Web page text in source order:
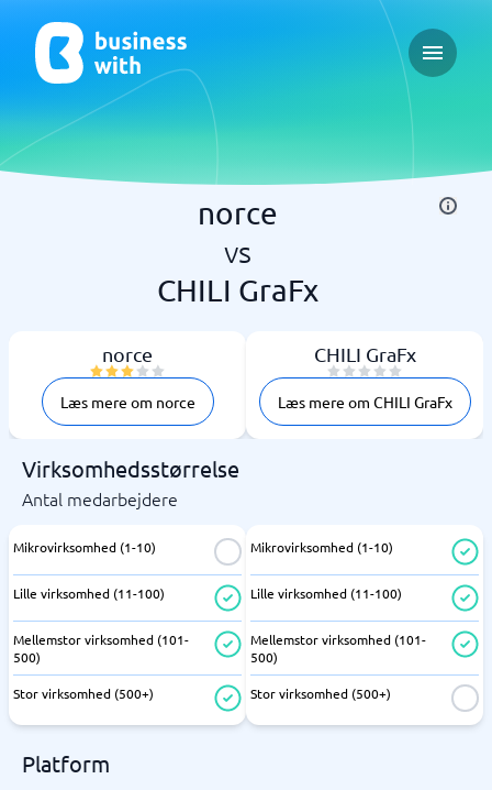
Open
norce
vs
CHILI GraFx
norce
Læs mere om norce
CHILI GraFx
Læs mere om CHILI GraFx
Virksomhedsstørrelse
Antal medarbejdere
Mikrovirksomhed (1-10)
Lille virksomhed (11-100)
Mellemstor virksomhed (101-
500)
Stor virksomhed (500+)
Mikrovirksomhed (1-10)
Lille virksomhed (11-100)
Mellemstor virksomhed (101-
500)
Stor virksomhed (500+)
Platform